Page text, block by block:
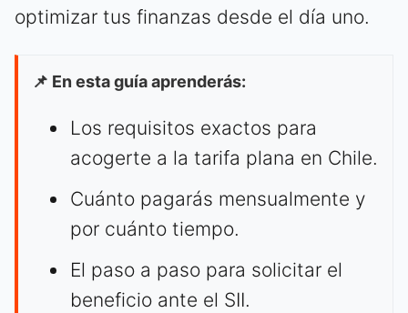
optimizar tus finanzas desde el día uno.
📌 En esta guía aprenderás:
Los requisitos exactos para
acogerte a la tarifa plana en Chile.
Cuánto pagarás mensualmente y
por cuánto tiempo.
El paso a paso para solicitar el
beneficio ante el SII.